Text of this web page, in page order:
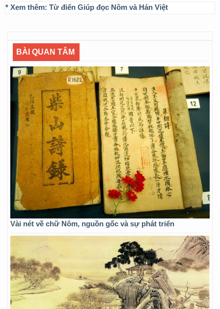
* Xem thêm: Từ điển Giúp đọc Nôm và Hán Việt
BÀI QUAN TÂM
Vài nét về chữ Nôm, nguồn gốc và sự phát triển